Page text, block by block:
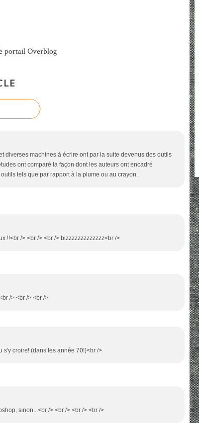
portail Overblog
diverses machines à écrire ont par la suite devenus des outils
ont comparé la façon dont les auteurs ont encadré
tels que par rapport à la plume ou au crayon.
!!<br /> <br /> <br /> bizzzzzzzzzzzzz<br />
/> <br /> <br />
s'y croire! (dans les année 70!)<br />
sinon...<br /> <br /> <br /> <br />